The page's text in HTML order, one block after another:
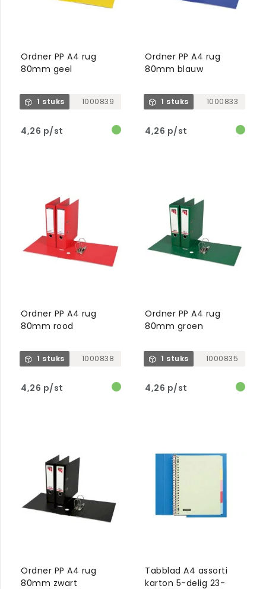
Ordner PP A4 rug
80mm geel
1 stuks 1000839
4,26 p/st
Ordner PP A4 rug
80mm blauw
1 stuks 1000833
4,26 p/st
Ordner PP A4 rug
80mm rood
1 stuks 1000838
4,26 p/st
Ordner PP A4 rug
80mm groen
1 stuks 1000835
4,26 p/st
Ordner PP A4 rug
80mm zwart
Tabblad A4 assorti
karton 5-delig 23-